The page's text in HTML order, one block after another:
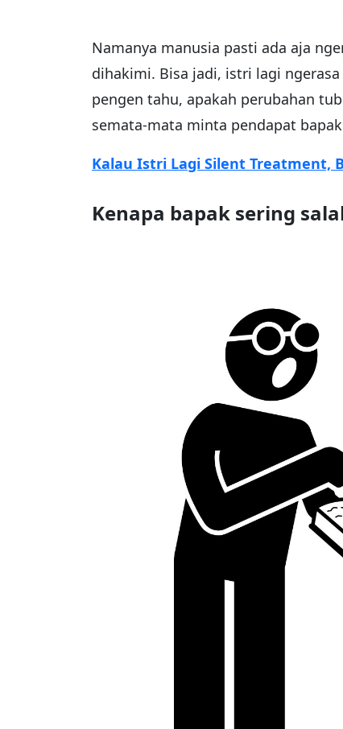
Namanya manusia pasti ada aja
dihakimi. Bisa jadi, istri lagi
pengen tahu, apakah perubahan
semata-mata minta pendapat
Kalau Istri Lagi Silent Treatment,
Kenapa bapak sering